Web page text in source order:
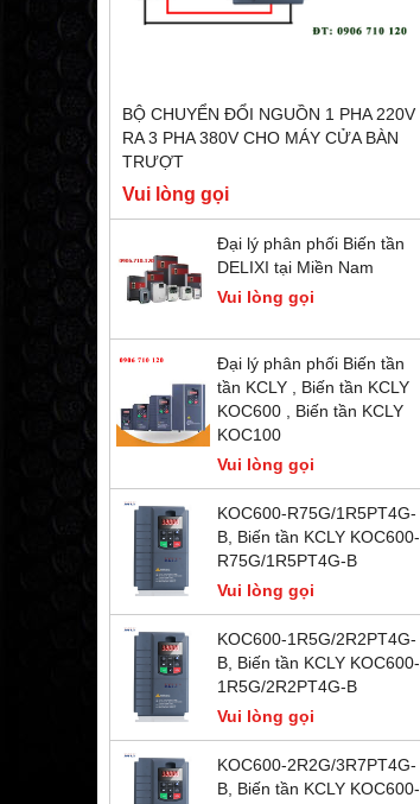
BỘ CHUYỂN ĐỔI NGUỒN 1 PHA 220V
RA 3 PHA 380V CHO MÁY CỬA BÀN
TRƯỢT
Vui lòng gọi
Đại lý phân phối Biến tần
DELIXI tại Miền Nam
Vui lòng gọi
Đại lý phân phối Biến tần
tần KCLY , Biến tần KCLY
KOC600 , Biến tần KCLY
KOC100
Vui lòng gọi
KOC600-R75G/1R5PT4G-
B, Biến tần KCLY KOC600-
R75G/1R5PT4G-B
Vui lòng gọi
KOC600-1R5G/2R2PT4G-
B, Biến tần KCLY KOC600-
1R5G/2R2PT4G-B
Vui lòng gọi
KOC600-2R2G/3R7PT4G-
B, Biến tần KCLY KOC600-